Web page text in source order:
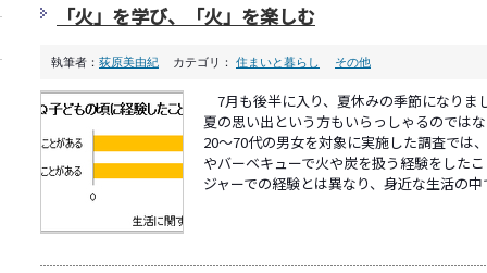
「火」を学び、「火」を楽しむ
執筆者： 荻原美由紀 カテゴリ： 住まいと暮らし その他
7月も後半に入り、夏休みの季節になりま
夏の思い出という方もいらっしゃるのでは
20～70代の男女を対象に実施した調査では
やバーベキューで火や炭を扱う経験をし
ジャーでの経験とは異なり、身近な生活の